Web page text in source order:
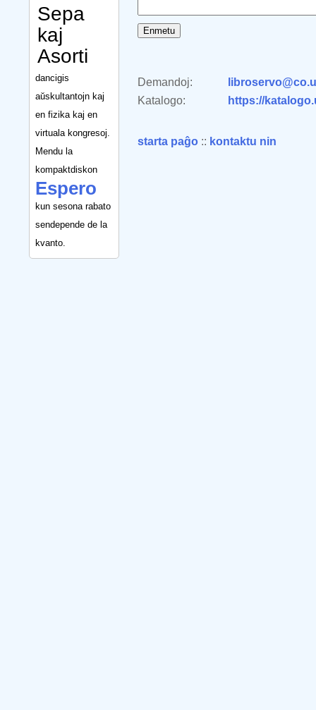
Sepa
kaj
Asorti
dancigis
aŭskultantojn kaj
en fizika kaj en
virtuala kongresoj.
Mendu la
kompaktdiskon
Espero
kun sesona rabato
sendepende de la
kvanto.
Demandoj:
Katalogo:
https://
starta paĝo :: kontaktu nin